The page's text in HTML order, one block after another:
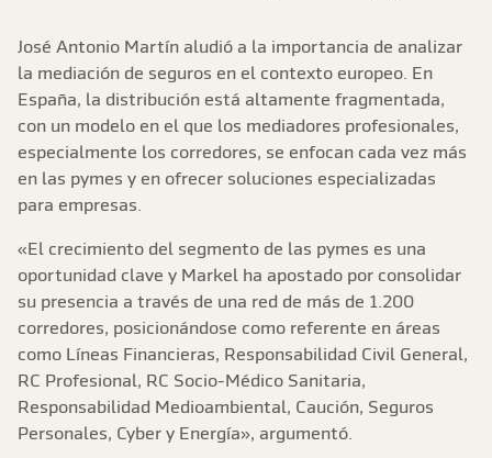
José Antonio Martín aludió a la importancia de analizar
la mediación de seguros en el contexto europeo. En
España, la distribución está altamente fragmentada,
con un modelo en el que los mediadores profesionales,
especialmente los corredores, se enfocan cada vez más
en las pymes y en ofrecer soluciones especializadas
para empresas.
«El crecimiento del segmento de las pymes es una
oportunidad clave y Markel ha apostado por consolidar
su presencia a través de una red de más de 1.200
corredores, posicionándose como referente en áreas
como Líneas Financieras, Responsabilidad Civil General,
RC Profesional, RC Socio-Médico Sanitaria,
Responsabilidad Medioambiental, Caución, Seguros
Personales, Cyber y Energía», argumentó.